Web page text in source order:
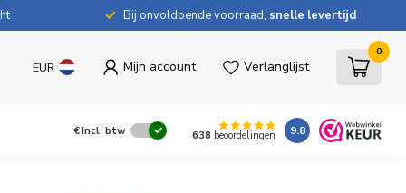
Bij onvoldoende voorraad, snelle levertijd
EUR Mijn account Verlanglijst
0
€Incl. btw 638 beoordelingen 9.8